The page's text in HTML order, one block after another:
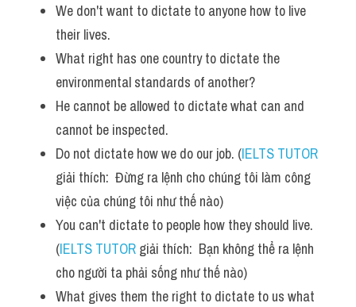
We don't want to dictate to anyone how to live
their lives.
What right has one country to dictate the
environmental standards of another?
He cannot be allowed to dictate what can and
cannot be inspected.
Do not dictate how we do our job. (IELTS TUTOR
giải thích:  Đừng ra lệnh cho chúng tôi làm công
việc của chúng tôi như thế nào)
You can't dictate to people how they should live.
(IELTS TUTOR giải thích:  Bạn không thể ra lệnh
cho người ta phải sống như thế nào)
What gives them the right to dictate to us what